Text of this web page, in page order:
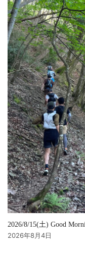
2026/8/15(土) Good
2026年8月4日